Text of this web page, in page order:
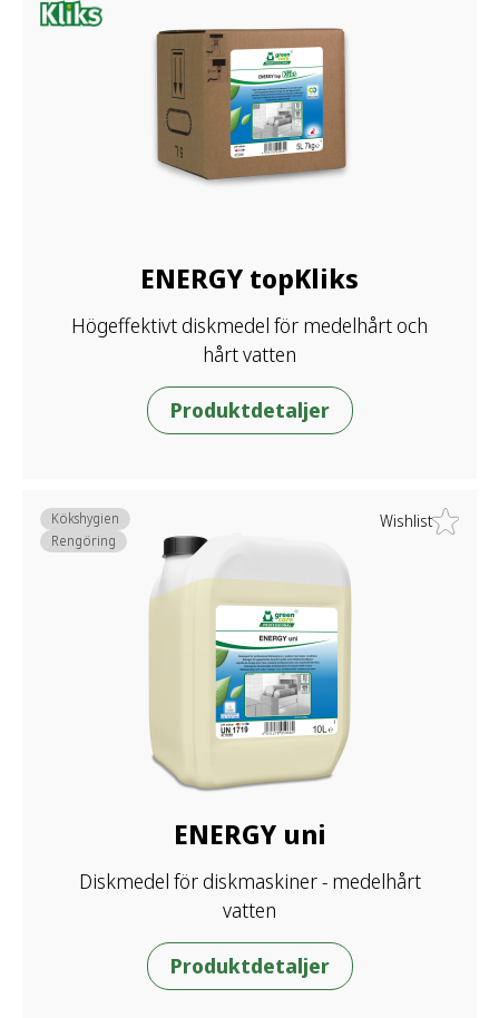
ENERGY topKliks
Högeffektivt diskmedel för medelhårt och
hårt vatten
Produktdetaljer
Wishlist
ENERGY uni
Diskmedel för diskmaskiner - medelhårt
vatten
Kökshygien
Rengöring
Produktdetaljer